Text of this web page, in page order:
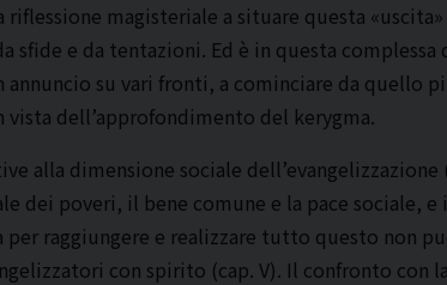
riflessione magisteriale a situare questa
e da tentazioni. Ed è in questa complessa
annuncio su vari fronti, a cominciare da quello
dell’approfondimento del kerygma.
alla dimensione sociale dell’evangelizzazione
dei poveri, il bene comune e la pace sociale,
raggiungere e realizzare tutto questo non
con spirito (cap. V). Il confronto con